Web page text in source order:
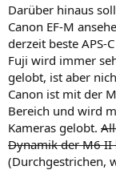
Darüber hinaus
Canon EF-M
derzeit beste APS-
Fuji wird immer
gelobt, ist aber
Canon ist mit der
Bereich und wird
Kameras gelobt.
Dynamik der M6 II
(Durchgestrichen,